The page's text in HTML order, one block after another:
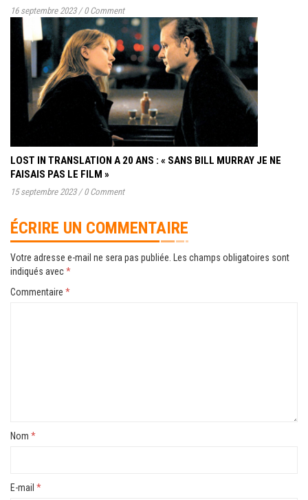
16 septembre 2023 / 0 Comment
LOST IN TRANSLATION A 20 ANS : « SANS BILL MURRAY JE NE
FAISAIS PAS LE FILM »
15 septembre 2023 / 0 Comment
ÉCRIRE UN COMMENTAIRE
Votre adresse e-mail ne sera pas publiée.
Les champs obligatoires sont
indiqués avec*
Commentaire *
Nom *
E-mail *